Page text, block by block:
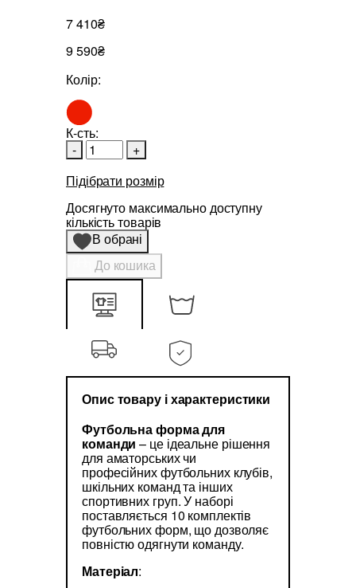
7 410₴
9 590₴
Колір:
К-сть:
-
+
Підібрати розмір
Досягнуто максимально доступну
кількість товарів
В обрані
До кошика
Опис товару і характеристики
Футбольна форма для
команди – це ідеальне рішення
для аматорських чи
професійних футбольних клубів,
шкільних команд та інших
спортивних груп. У наборі
поставляється 10 комплектів
футбольних форм, що дозволяє
повністю одягнути команду.
Матеріал: